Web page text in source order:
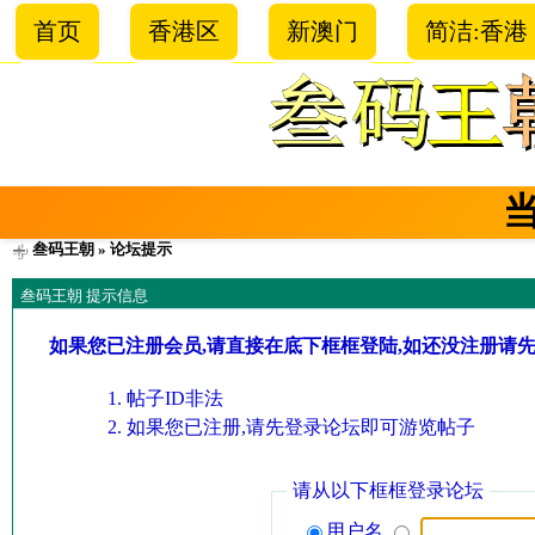
首页 香港区 新澳门 简洁:香港
叁码王朝 » 论坛提示
叁码王朝 提示信息
如果您已注册会员,请直接在底下框框登陆,如还没注册请
帖子ID非法
如果您已注册,请先登录论坛即可游览帖子
请从以下框框登录论坛
用户名